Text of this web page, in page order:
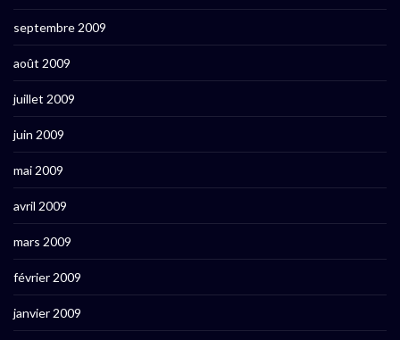
septembre 2009
août 2009
juillet 2009
juin 2009
mai 2009
avril 2009
mars 2009
février 2009
janvier 2009